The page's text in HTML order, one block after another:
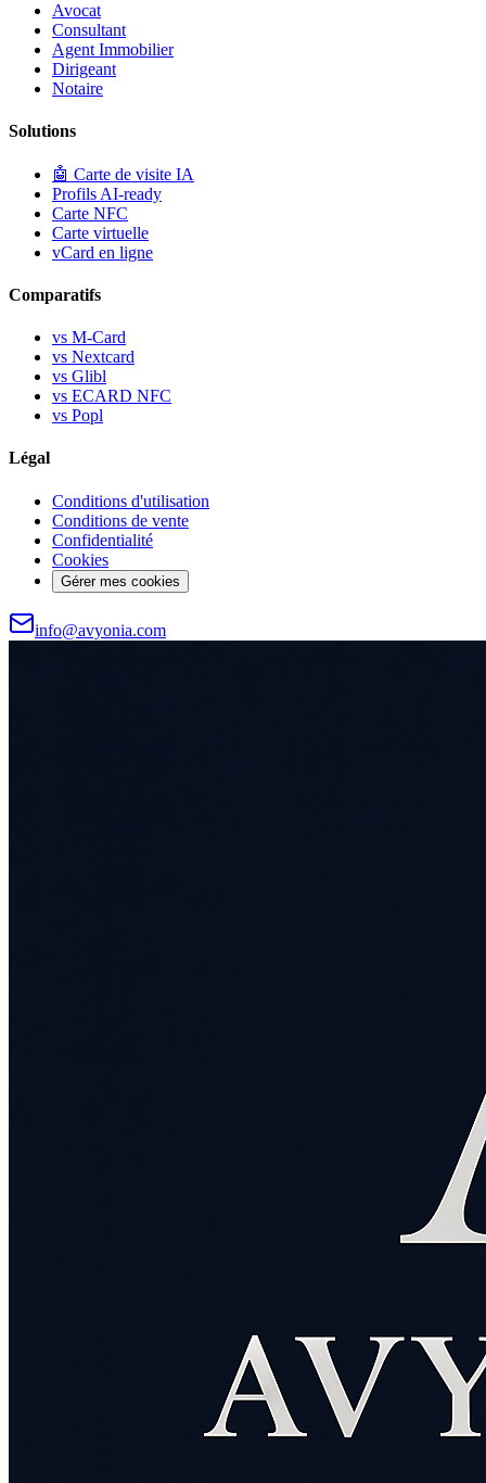
Avocat
Consultant
Agent Immobilier
Dirigeant
Notaire
Solutions
🤖 Carte de visite IA
Profils AI-ready
Carte NFC
Carte virtuelle
vCard en ligne
Comparatifs
vs M-Card
vs Nextcard
vs Glibl
vs ECARD NFC
vs Popl
Légal
Conditions d'utilisation
Conditions de vente
Confidentialité
Cookies
Gérer mes cookies
info@avyonia.com